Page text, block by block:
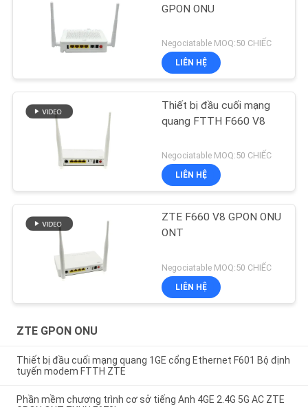
GPON ONU
Negociatable MOQ:50 CHIẾC
LIÊN HỆ
Thiết bị đầu cuối mạng
quang FTTH F660 V8
Negociatable MOQ:50 CHIẾC
LIÊN HỆ
ZTE F660 V8 GPON ONU
ONT
Negociatable MOQ:50 CHIẾC
LIÊN HỆ
ZTE GPON ONU
Thiết bị đầu cuối mạng quang 1GE cổng Ethernet F601 Bộ định
tuyến modem FTTH ZTE
Phần mềm chương trình cơ sở tiếng Anh 4GE 2.4G 5G AC ZTE